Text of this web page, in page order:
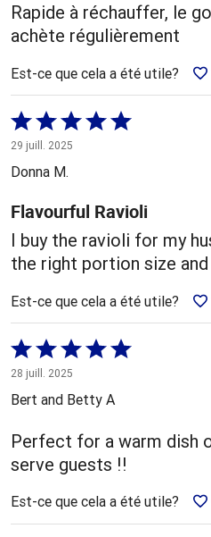
Rapide à réchauffer, le
achète régulièrement
Est-ce que cela a été utile?
Coté
5 sur
5
29 juill. 2025
Donna M.
Flavourful Ravioli
I buy the ravioli for my
the right portion size
Est-ce que cela a été utile?
Coté
5 sur
5
28 juill. 2025
Bert and Betty A
Perfect for a warm dish
serve guests !!
Est-ce que cela a été utile?